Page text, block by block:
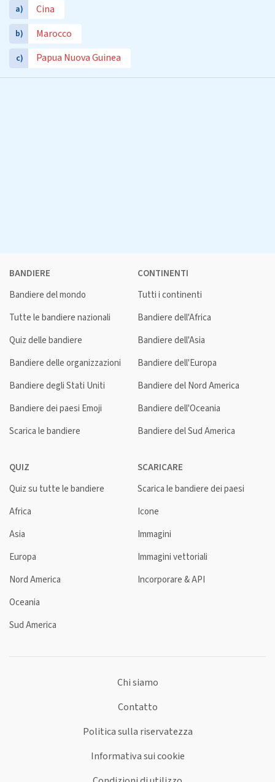
a) Cina
b) Marocco
c) Papua Nuova Guinea
BANDIERE
Bandiere del mondo
Tutte le bandiere nazionali
Quiz delle bandiere
Bandiere delle organizzazioni
Bandiere degli Stati Uniti
Bandiere dei paesi Emoji
Scarica le bandiere
CONTINENTI
Tutti i continenti
Bandiere dell'Africa
Bandiere dell'Asia
Bandiere dell'Europa
Bandiere del Nord America
Bandiere dell'Oceania
Bandiere del Sud America
QUIZ
Quiz su tutte le bandiere
Africa
Asia
Europa
Nord America
Oceania
Sud America
SCARICARE
Scarica le bandiere dei paesi
Icone
Immagini
Immagini vettoriali
Incorporare & API
Chi siamo
Contatto
Politica sulla riservatezza
Informativa sui cookie